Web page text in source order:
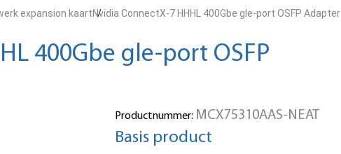
expansion kaartNvidia ConnectX-7 HHHL 400Gbe gle-port OSFP Adapter
400Gbe gle-port OSFP
Productnummer: MCX75310AAS-NEAT
Basis product